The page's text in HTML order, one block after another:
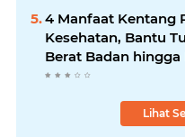
4 Manfaat Kentang
Kesehatan, Bantu
Berat Badan
Pencernaan
Lihat